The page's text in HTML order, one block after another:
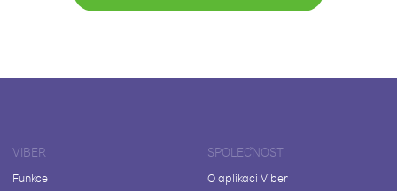
VIBER
Funkce
SPOLEČNOST
O aplikaci Viber